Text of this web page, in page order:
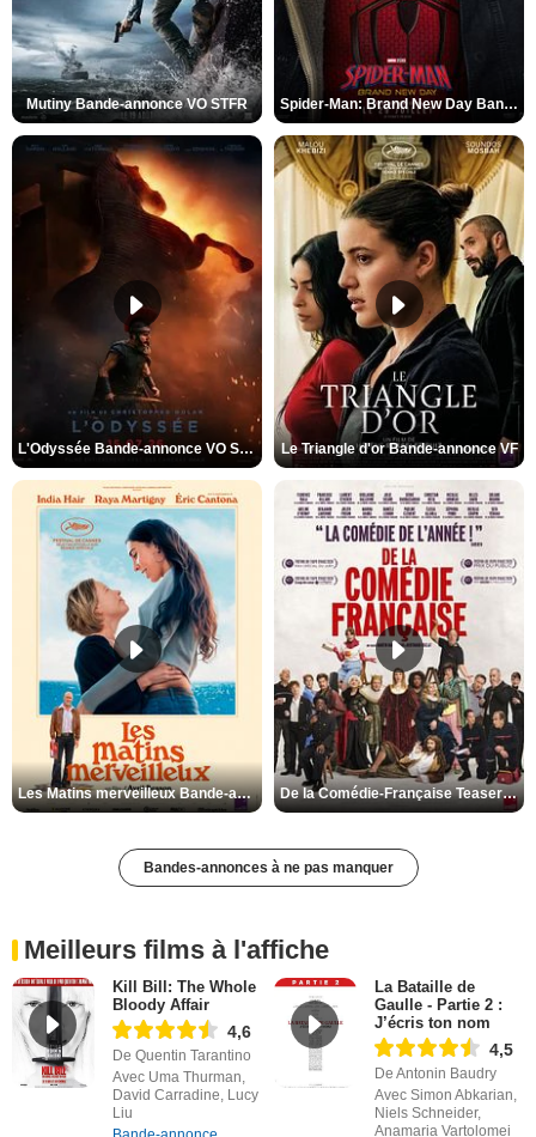
Mutiny Bande-annonce VO STFR Spider-Man: Brand New Day Bande-annonce VO STFR
L'Odyssée Bande-annonce VO STFR Le Triangle d'or Bande-annonce VF
Les Matins merveilleux Bande-annonce VF De la Comédie-Française Teaser VF
Bandes-annonces à ne pas manquer
Meilleurs films à l'affiche
Kill Bill: The Whole
Bloody Affair
4,6
De Quentin Tarantino
Avec Uma Thurman,
David Carradine, Lucy
Liu
La Bataille de
Gaulle - Partie 2 :
J’écris ton nom
4,5
De Antonin Baudry
Avec Simon Abkarian,
Niels Schneider,
Anamaria Vartolomei